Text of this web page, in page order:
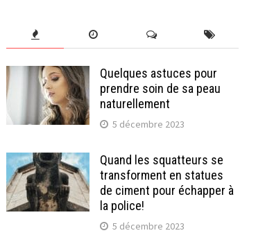
Quelques astuces pour
prendre soin de sa peau
naturellement
5 décembre 2023
Quand les squatteurs se
transforment en statues
de ciment pour échapper à
la police!
5 décembre 2023